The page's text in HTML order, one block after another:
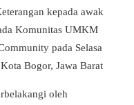
kepada awak
Komunitas UMKM
pada Selasa
Bogor, Jawa Barat
oleh